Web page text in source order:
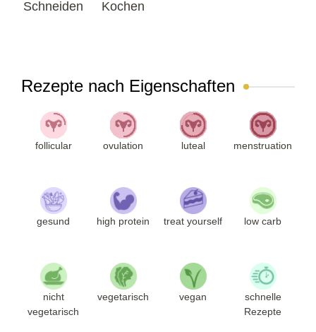
Schneiden Kochen
Rezepte nach Eigenschaften
follicular ovulation luteal menstruation
gesund high protein treat yourself low carb
nicht
vegetarisch
vegetarisch vegan
schnelle
Rezepte